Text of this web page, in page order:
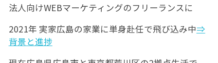
法人向けWEBマーケティングのフリーランスに
2021年 実家広島の家業に単身赴任で飛び込み中⇒
背景と進捗